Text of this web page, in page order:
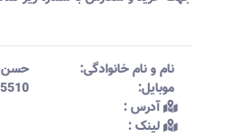
نام و نام خانوادگی:‌ حسن
موبایل:‌
آدرس :‌
لینک :‌